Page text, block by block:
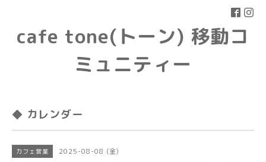
cafe tone(トーン) 移動コ
ミュニティー
◆ カレンダー
カフェ営業 2025-08-08 (金)